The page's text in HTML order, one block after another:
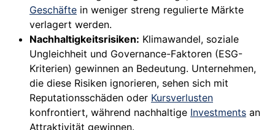
Geschäfte in weniger streng regulierte Märkte
verlagert werden.
Nachhaltigkeitsrisiken: Klimawandel, soziale
Ungleichheit und Governance-Faktoren (ESG-
Kriterien) gewinnen an Bedeutung. Unternehmen,
die diese Risiken ignorieren, sehen sich mit
Reputationsschäden oder Kursverlusten
konfrontiert, während nachhaltige Investments an
Attraktivität gewinnen.